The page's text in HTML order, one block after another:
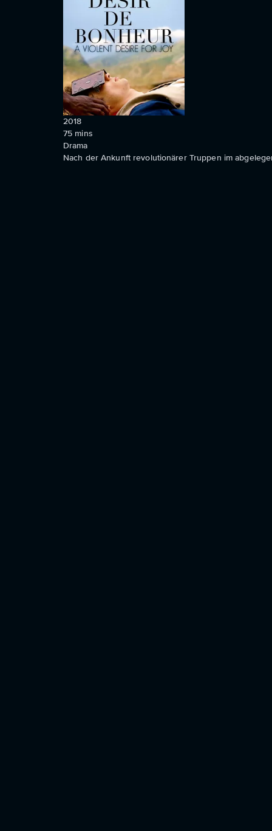
2018
75 mins
Drama
Nach der Ankunft revolutionärer Truppen im